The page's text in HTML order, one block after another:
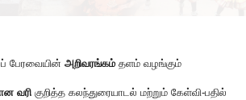
பேரவையின் அறிவரங்கம்தளம் வழங்கும்
வரி குறித்த கலந்துரையாடல் மற்றும் கேள்வி-பதில்